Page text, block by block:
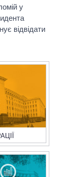
у
відвідати